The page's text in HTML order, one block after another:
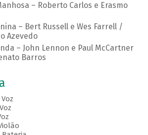
– Roberto Carlos e Erasmo
– Bert Russell e Wes Farrell /
Azevedo
– John Lennon e Paul McCartner
Barros